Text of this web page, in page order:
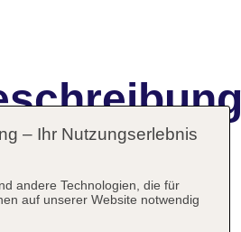
Sa
– Ihr Nutzungserlebnis
andere Technologien, die für
auf unserer Website notwendig